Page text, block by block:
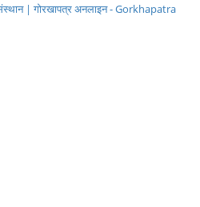
| गोरखापत्र अनलाइन - Gorkhapatra